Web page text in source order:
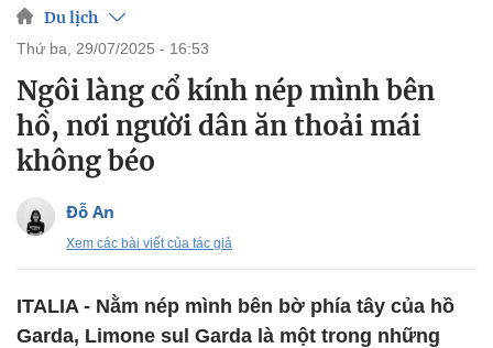
Du lịch
thứ ba, 29/07/2025 - 16:53
Ngôi làng cổ kính nép mình bên
hồ, nơi người dân ăn thoải mái
không béo
Đỗ An
Xem các bài viết của tác giả
ITALIA - Nằm nép mình bên bờ phía tây của hồ
Garda, Limone sul Garda là một trong những